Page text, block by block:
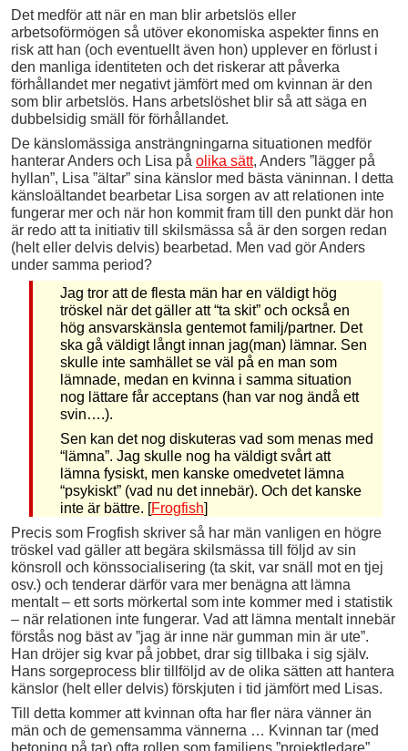
Det medför att när en man blir arbetslös eller
arbetsoförmögen så utöver ekonomiska aspekter finns en
risk att han (och eventuellt även hon) upplever en förlust i
den manliga identiteten och det riskerar att påverka
förhållandet mer negativt jämfört med om kvinnan är den
som blir arbetslös. Hans arbetslöshet blir så att säga en
dubbelsidig smäll för förhållandet.
De känslomässiga ansträngningarna situationen medför
hanterar Anders och Lisa på olika sätt, Anders ”lägger på
hyllan”, Lisa ”ältar” sina känslor med bästa väninnan. I detta
känsloältandet bearbetar Lisa sorgen av att relationen inte
fungerar mer och när hon kommit fram till den punkt där hon
är redo att ta initiativ till skilsmässa så är den sorgen redan
(helt eller delvis delvis) bearbetad. Men vad gör Anders
under samma period?
Jag tror att de flesta män har en väldigt hög
tröskel när det gäller att “ta skit” och också en
hög ansvarskänsla gentemot familj/partner. Det
ska gå väldigt långt innan jag(man) lämnar. Sen
skulle inte samhället se väl på en man som
lämnade, medan en kvinna i samma situation
nog lättare får acceptans (han var nog ändå ett
svin….).
Sen kan det nog diskuteras vad som menas med
“lämna”. Jag skulle nog ha väldigt svårt att
lämna fysiskt, men kanske omedvetet lämna
“psykiskt” (vad nu det innebär). Och det kanske
inte är bättre. [Frogfish]
Precis som Frogfish skriver så har män vanligen en högre
tröskel vad gäller att begära skilsmässa till följd av sin
könsroll och könssocialisering (ta skit, var snäll mot en tjej
osv.) och tenderar därför vara mer benägna att lämna
mentalt – ett sorts mörkertal som inte kommer med i statistik
– när relationen inte fungerar. Vad att lämna mentalt innebär
förstås nog bäst av ”jag är inne när gumman min är ute”.
Han dröjer sig kvar på jobbet, drar sig tillbaka i sig själv.
Hans sorgeprocess blir tillföljd av de olika sätten att hantera
känslor (helt eller delvis) förskjuten i tid jämfört med Lisas.
Till detta kommer att kvinnan ofta har fler nära vänner än
män och de gemensamma vännerna … Kvinnan tar (med
betoning på tar) ofta rollen som familjens ”projektledare”.